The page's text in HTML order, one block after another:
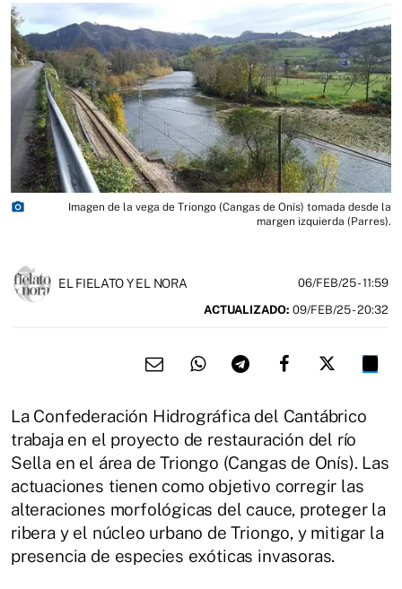
photo_camera
Imagen de la vega de Triongo (Cangas de Onís) tomada desde la
margen izquierda (Parres).
EL FIELATO Y EL NORA 06/FEB/25- 11:59
ACTUALIZADO: 09/FEB/25 - 20:32
La Confederación Hidrográfica del Cantábrico
trabaja en el proyecto de restauración del río
Sella en el área de Triongo (Cangas de Onís). Las
actuaciones tienen como objetivo corregir las
alteraciones morfológicas del cauce, proteger la
ribera y el núcleo urbano de Triongo, y mitigar la
presencia de especies exóticas invasoras.